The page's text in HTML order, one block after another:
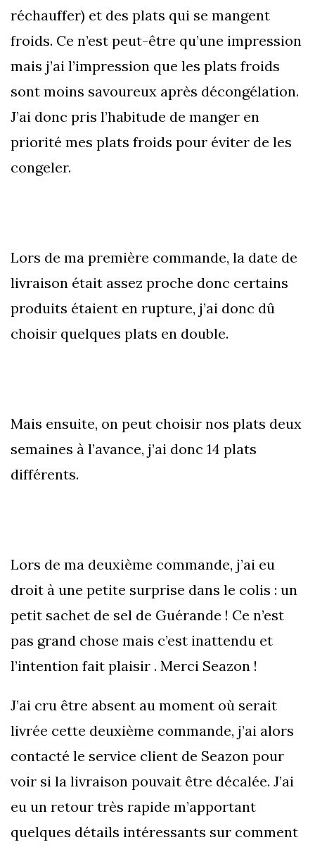
réchauffer) et des plats qui se mangent
froids. Ce n’est peut-être qu’une impression
mais j’ai l’impression que les plats froids
sont moins savoureux après décongélation.
J’ai donc pris l’habitude de manger en
priorité mes plats froids pour éviter de les
congeler.
Lors de ma première commande, la date de
livraison était assez proche donc certains
produits étaient en rupture, j’ai donc dû
choisir quelques plats en double.
Mais ensuite, on peut choisir nos plats deux
semaines à l’avance, j’ai donc 14 plats
différents.
Lors de ma deuxième commande, j’ai eu
droit à une petite surprise dans le colis : un
petit sachet de sel de Guérande ! Ce n’est
pas grand chose mais c’est inattendu et
l’intention fait plaisir . Merci Seazon !
J’ai cru être absent au moment où serait
livrée cette deuxième commande, j’ai alors
contacté le service client de Seazon pour
voir si la livraison pouvait être décalée. J’ai
eu un retour très rapide m’apportant
quelques détails intéressants sur comment